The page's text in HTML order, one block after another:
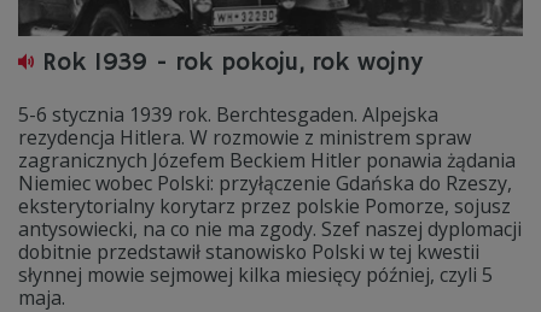
Rok 1939 - rok pokoju, rok wojny
5-6 stycznia 1939 rok. Berchtesgaden. Alpejska
rezydencja Hitlera. W rozmowie z ministrem spraw
zagranicznych Józefem Beckiem Hitler ponawia żądania
Niemiec wobec Polski: przyłączenie Gdańska do Rzeszy,
eksterytorialny korytarz przez polskie Pomorze, sojusz
antysowiecki, na co nie ma zgody. Szef naszej dyplomacji
dobitnie przedstawił stanowisko Polski w tej kwestii
słynnej mowie sejmowej kilka miesięcy później, czyli 5
maja.